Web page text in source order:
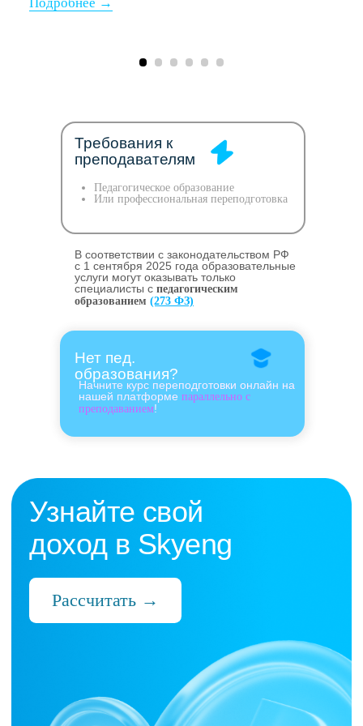
Педагогическое образование
Или профессиональная переподготовка
В соответствии с законодательством РФ
c 1 сентября 2025 года образовательные
услуги могут оказывать только
специалисты с педагогическим
образованием (273 ФЗ)
Начните курс переподготовки онлайн на
нашей платформе параллельно с
преподаванием!
Требования к
преподавателям
Нет пед.
образования?
Нас выбрали 10 000+
которые ценят:
Время
Готовые планы и материалы, онлайн-
платформа с автопроверкой заданий,
поддержка 24/7 и никакой бюрократии
Деньги
без штрафов и переработок, скрытых
условий и неприятных сюрпризов
Уважение к преподавателю и его